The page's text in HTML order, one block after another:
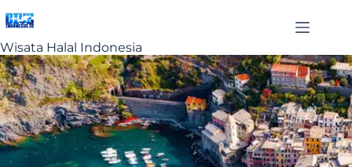
Wisata Halal Indonesia